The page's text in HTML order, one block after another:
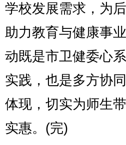
学校发展需求，为
助力教育与健康事
动既是市卫健委心
实践，也是多方协
体现，切实为师生
实惠。(完)